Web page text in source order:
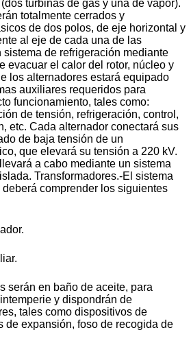
turbinas de gas y una de vapor).
totalmente cerrados y
de dos polos, de eje horizontal y
al eje de cada una de las
sistema de refrigeración mediante
evacuar el calor del rotor, núcleo y
los alternadores estará equipado
auxiliares requeridos para
funcionamiento, tales como:
de tensión, refrigeración, control,
etc. Cada alternador conectará sus
de baja tensión de un
que elevará su tensión a 220 kV.
a cabo mediante un sistema
Transformadores.-El sistema
comprender los siguientes
serán en baño de aceite, para
y dispondrán de
tales como dispositivos de
de expansión, foso de recogida de